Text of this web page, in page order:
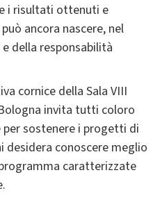
i risultati ottenuti e
ancora nascere, nel
della responsabilità
cornice della Sala VIII
invita tutti coloro
sostenere i progetti di
desidera conoscere meglio
caratterizzate